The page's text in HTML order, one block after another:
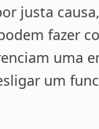
justa
fazer
uma
um